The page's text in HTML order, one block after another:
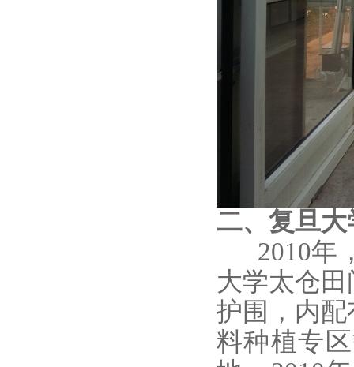
二、复旦
2010年
大学太仓
护围，内
料种植专